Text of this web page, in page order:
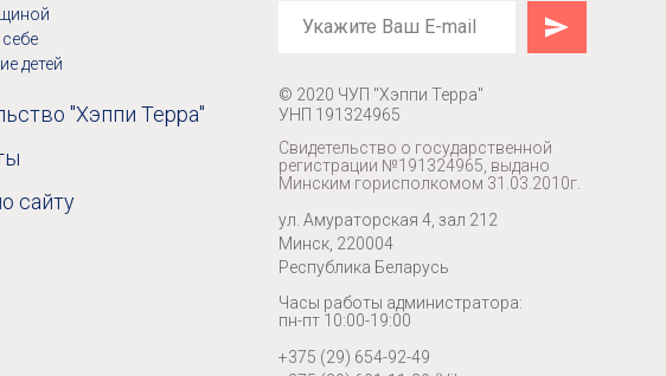
детей
"Хэппи Терра"
сайту
© 2020 ЧУП "Хэппи Терра"
УНП 191324965
Свидетельство о государственной
регистрации №191324965, выдано
Минским горисполкомом 31.03.2010г.
ул. Амураторская 4, зал 212
Минск, 220004
Республика Беларусь
Часы работы администратора:
пн-пт 10:00-19:00
+375 (29) 654-92-49